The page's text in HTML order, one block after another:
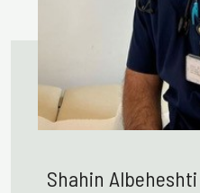
Shahin Albeheshti